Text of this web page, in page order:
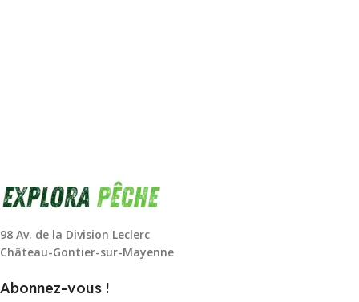
98 Av. de la Division Leclerc
Château-Gontier-sur-Mayenne
Abonnez-vous !